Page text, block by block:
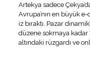
Artekya sadece
Avrupa’nın en büyük
iz bıraktı. Pazar
düzene sokmaya kadar
altındaki rüzgardı ve